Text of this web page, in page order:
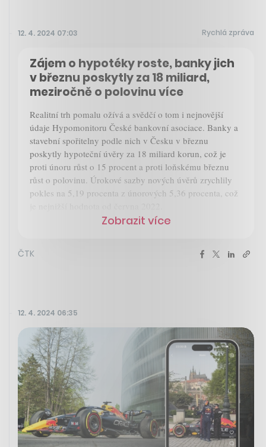
12. 4. 2024 07:03 Rychlá zpráva
Zájem o hypotéky roste, banky jich
v březnu poskytly za 18 miliard,
meziročně o polovinu více
Realitní trh pomalu ožívá a svědčí o tom i nejnovější
údaje Hypomonitoru České bankovní asociace. Banky a
stavební spořitelny podle nich v Česku v březnu
poskytly hypoteční úvěry za 18 miliard korun, což je
proti únoru růst o 15 procent a proti loňskému březnu
růst o polovinu. Úrokové sazby nových úvěrů zrychlily
pokles na 5,19 procenta z únorových 5,36 procenta, což
Zobrazit více
ČTK
12. 4. 2024 06:35